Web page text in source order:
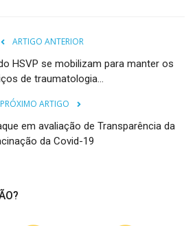
ARTIGO ANTERIOR
HSVP se mobilizam para manter os
de traumatologia...
PRÓXIMO ARTIGO
em avaliação de Transparência da
da Covid-19